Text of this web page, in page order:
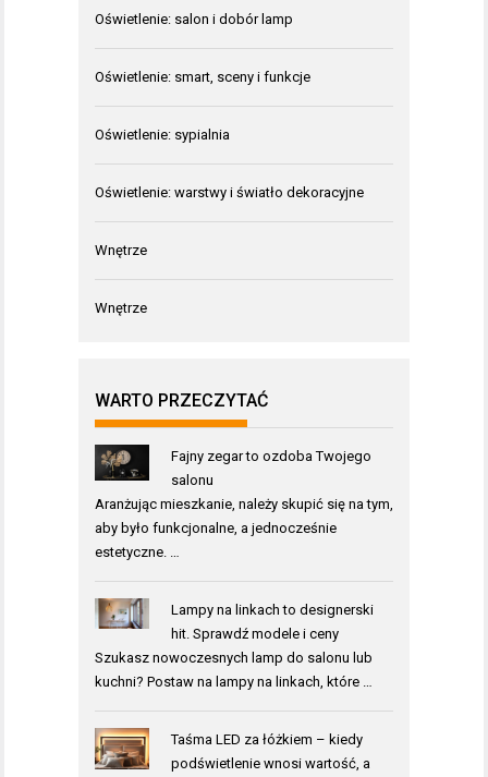
Oświetlenie: salon i dobór lamp
Oświetlenie: smart, sceny i funkcje
Oświetlenie: sypialnia
Oświetlenie: warstwy i światło dekoracyjne
Wnętrze
Wnętrze
WARTO PRZECZYTAĆ
Fajny zegar to ozdoba Twojego
salonu
Aranżując mieszkanie, należy skupić się na tym,
aby było funkcjonalne, a jednocześnie
estetyczne. …
Lampy na linkach to designerski
hit. Sprawdź modele i ceny
Szukasz nowoczesnych lamp do salonu lub
kuchni? Postaw na lampy na linkach, które …
Taśma LED za łóżkiem – kiedy
podświetlenie wnosi wartość, a